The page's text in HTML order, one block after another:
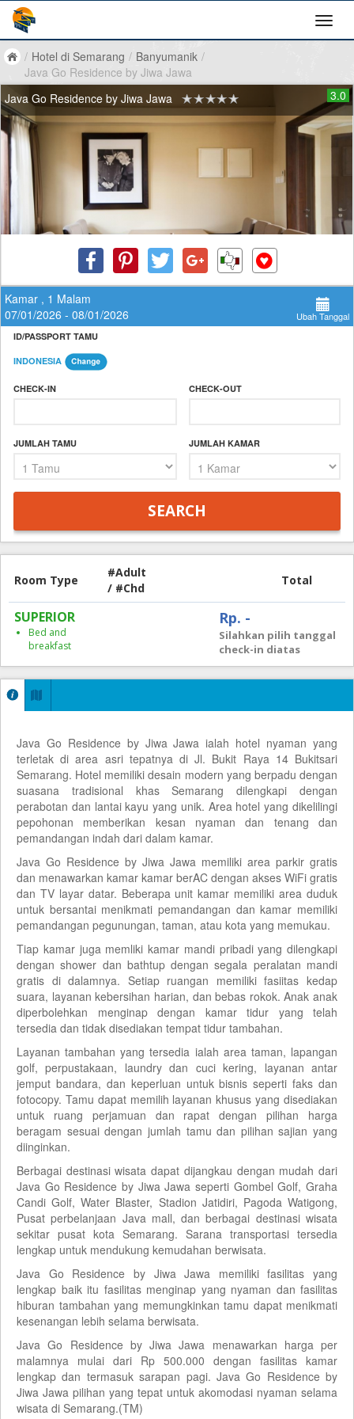
/ Hotel di Semarang / Banyumanik /
Java Go Residence by Jiwa Jawa
Java Go Residence by Jiwa Jawa
3.0
Kamar , 1 Malam
07/01/2026 - 08/01/2026
Ubah Tanggal
ID/PASSPORT TAMU
INDONESIA
CHECK-IN CHECK-OUT
JUMLAH TAMU JUMLAH KAMAR
Room Type
#Adult
/ #Chd
Total
SUPERIOR
Bed and
breakfast
Rp. -
Silahkan pilih tanggal
check-in diatas
Java Go Residence by Jiwa Jawa ialah hotel nyaman yang
terletak di area asri tepatnya di Jl. Bukit Raya 14 Bukitsari
Semarang. Hotel memiliki desain modern yang berpadu dengan
suasana tradisional khas Semarang dilengkapi dengan
perabotan dan lantai kayu yang unik. Area hotel yang dikelilingi
pepohonan memberikan kesan nyaman dan tenang dan
pemandangan indah dari dalam kamar.
Java Go Residence by Jiwa Jawa memiliki area parkir gratis
dan menawarkan kamar kamar berAC dengan akses WiFi gratis
dan TV layar datar. Beberapa unit kamar memiliki area duduk
untuk bersantai menikmati pemandangan dan kamar memiliki
pemandangan pegunungan, taman, atau kota yang memukau.
Tiap kamar juga memliki kamar mandi pribadi yang dilengkapi
dengan shower dan bathtup dengan segala peralatan mandi
gratis di dalamnya. Setiap ruangan memiliki fasiitas kedap
suara, layanan kebersihan harian, dan bebas rokok. Anak anak
diperbolehkan menginap dengan kamar tidur yang telah
tersedia dan tidak disediakan tempat tidur tambahan.
Layanan tambahan yang tersedia ialah area taman, lapangan
golf, perpustakaan, laundry dan cuci kering, layanan antar
jemput bandara, dan keperluan untuk bisnis seperti faks dan
fotocopy. Tamu dapat memilih layanan khusus yang disediakan
untuk ruang perjamuan dan rapat dengan pilihan harga
beragam sesuai dengan jumlah tamu dan pilihan sajian yang
diinginkan.
Berbagai destinasi wisata dapat dijangkau dengan mudah dari
Java Go Residence by Jiwa Jawa seperti Gombel Golf, Graha
Candi Golf, Water Blaster, Stadion Jatidiri, Pagoda Watigong,
Pusat perbelanjaan Java mall, dan berbagai destinasi wisata
sekitar pusat kota Semarang. Sarana transportasi tersedia
lengkap untuk mendukung kemudahan berwisata.
Java Go Residence by Jiwa Jawa memiliki fasilitas yang
lengkap baik itu fasilitas menginap yang nyaman dan fasilitas
hiburan tambahan yang memungkinkan tamu dapat menikmati
kesenangan lebih selama berwisata.
Java Go Residence by Jiwa Jawa menawarkan harga per
malamnya mulai dari Rp 500.000 dengan fasilitas kamar
lengkap dan termasuk sarapan pagi. Java Go Residence by
Jiwa Jawa pilihan yang tepat untuk akomodasi nyaman selama
wisata di Semarang.(TM)